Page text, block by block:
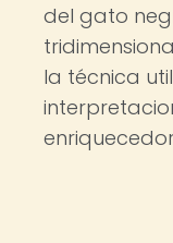
del gato
la técnica